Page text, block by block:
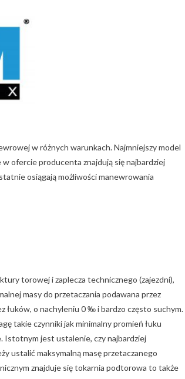
w różnych warunkach. Najmniejszy model
ofercie producenta znajdują się najbardziej
osiągają możliwości manewrowania
torowej i zaplecza technicznego (zajezdni),
masy do przetaczania podawana przez
o nachyleniu 0 ‰ i bardzo często suchym.
takie czynniki jak minimalny promień łuku
Istotnym jest ustalenie, czy najbardziej
ustalić maksymalną masę przetaczanego
znajduje się tokarnia podtorowa to także